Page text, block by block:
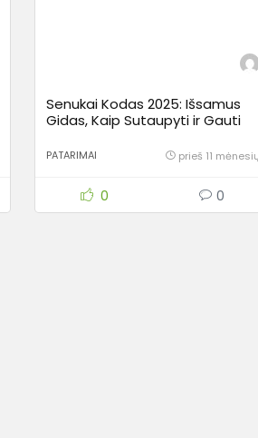
Senukai Kodas 2025: Išsamus
Gidas, Kaip Sutaupyti ir Gauti
PATARIMAI prieš 11
0 0